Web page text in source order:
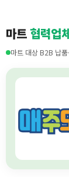
마트협력업
마트 대상 B2B 납